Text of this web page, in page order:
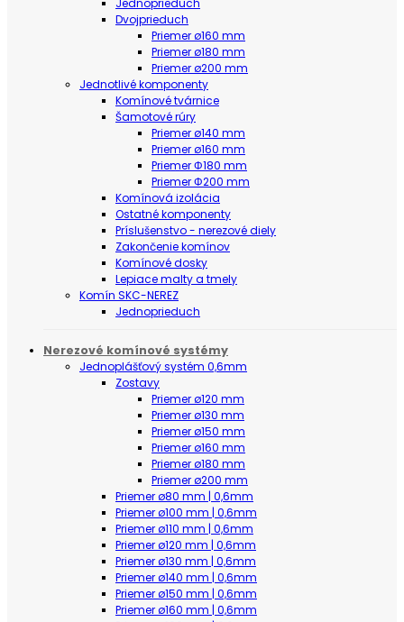
Jednoprieduch
Dvojprieduch
Priemer ø160 mm
Priemer ø180 mm
Priemer ø200 mm
Jednotlivé komponenty
Komínové tvárnice
Šamotové rúry
Priemer ø140 mm
Priemer ø160 mm
Priemer Φ180 mm
Priemer Φ200 mm
Komínová izolácia
Ostatné komponenty
Príslušenstvo - nerezové diely
Zakončenie komínov
Komínové dosky
Lepiace malty a tmely
Komín SKC-NEREZ
Jednoprieduch
Nerezové komínové systémy
Jednoplášťový systém 0,6mm
Zostavy
Priemer ø120 mm
Priemer ø130 mm
Priemer ø150 mm
Priemer ø160 mm
Priemer ø180 mm
Priemer ø200 mm
Priemer ø80 mm | 0,6mm
Priemer ø100 mm | 0,6mm
Priemer ø110 mm | 0,6mm
Priemer ø120 mm | 0,6mm
Priemer ø130 mm | 0,6mm
Priemer ø140 mm | 0,6mm
Priemer ø150 mm | 0,6mm
Priemer ø160 mm | 0,6mm